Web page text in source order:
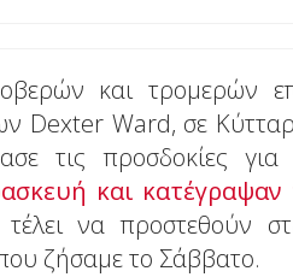
και τρομερών
Dexter Ward, σε
τις προσδοκίες
και
να προστεθούν
ζήσαμε το Σάββατο.